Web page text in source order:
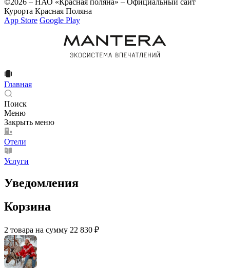
©2026 – НАО «Красная поляна» – Официальный сайт
Курорта Красная Поляна
App Store Google Play
Главная
Поиск
Меню
Закрыть меню
Отели
Услуги
Уведомления
Корзина
2 товара на сумму 22 830 ₽